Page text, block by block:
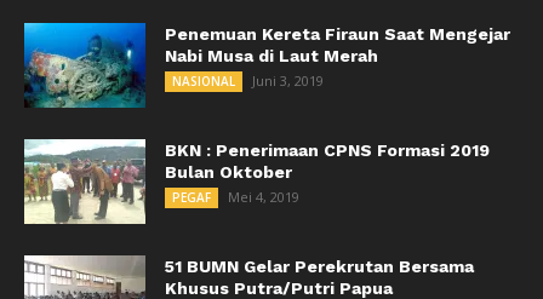
Penemuan Kereta Firaun Saat Mengejar
Nabi Musa di Laut Merah
NASIONAL Juni 3, 2019
BKN : Penerimaan CPNS Formasi 2019
Bulan Oktober
PEGAF Mei 4, 2019
51 BUMN Gelar Perekrutan Bersama
Khusus Putra/Putri Papua